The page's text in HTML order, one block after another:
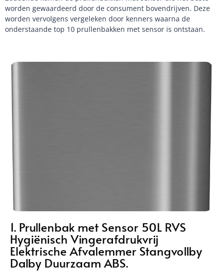
worden gewaardeerd door de consument bovendrijven. Deze
worden vervolgens vergeleken door kenners waarna de
onderstaande top 10 prullenbakken met sensor is ontstaan.
1. Prullenbak met Sensor 50L RVS
Hygiënisch Vingerafdrukvrij
Elektrische Afvalemmer Stangvollby
Dalby Duurzaam ABS.